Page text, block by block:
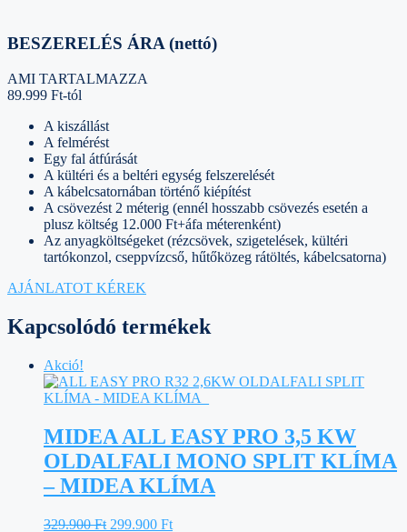
BESZERELÉS ÁRA (nettó)
AMI TARTALMAZZA
89.999 Ft-tól
A kiszállást
A felmérést
Egy fal átfúrását
A kültéri és a beltéri egység felszerelését
A kábelcsatornában történő kiépítést
A csövezést 2 méterig (ennél hosszabb csövezés esetén a
plusz költség 12.000 Ft+áfa méterenként)
Az anyagköltségeket (rézcsövek, szigetelések, kültéri
tartókonzol, cseppvízcső, hűtőközeg rátöltés, kábelcsatorna)
AJÁNLATOT KÉREK
Kapcsolódó termékek
Akció!
MIDEA ALL EASY PRO 3,5 KW
OLDALFALI MONO SPLIT KLÍMA
– MIDEA KLÍMA
329.900Ft Original
299.900 FtCurrent